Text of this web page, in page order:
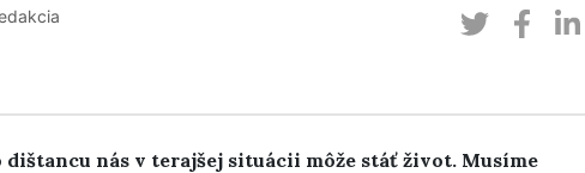
nás v terajšej situácii môže stáť život. Musíme